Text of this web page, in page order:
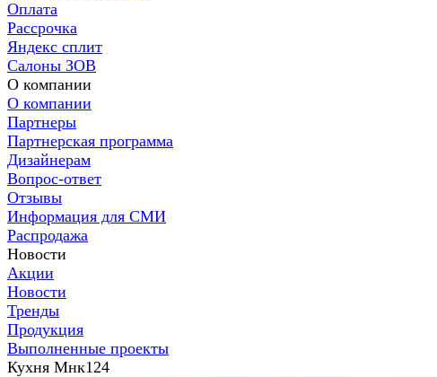
Оплата
Рассрочка
Яндекс сплит
Салоны ЗОВ
О компании
О компании
Партнеры
Партнерская программа
Дизайнерам
Вопрос-ответ
Отзывы
Информация для СМИ
Распродажа
Новости
Акции
Новости
Тренды
Продукция
Выполненные проекты
Кухня Мнк124